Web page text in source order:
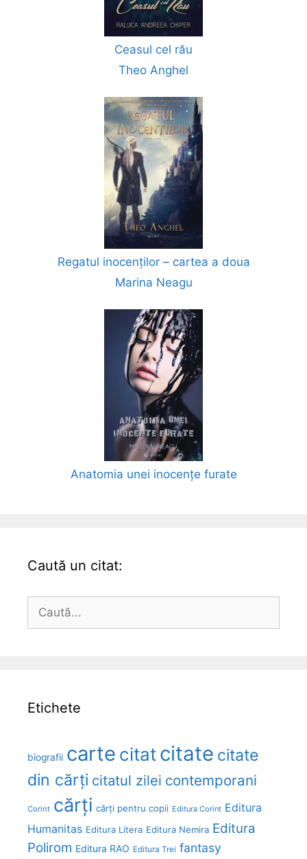
Ceasul cel rău
Theo Anghel
Regatul inocenților – cartea a doua
Marina Neagu
Anatomia unei inocențe furate
Caută un citat:
Caută
Etichete
biografii carte citatcitate citate
din cărți citatul zilei contemporani
Corint cărți cărți pentru copii Editura Corint Editura
Humanitas Editura Litera Editura Nemira Editura
Polirom Editura RAO Editura Trei fantasy